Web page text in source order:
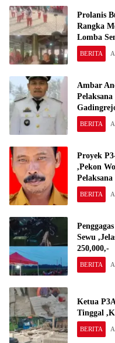
Prolanis
Rangka
Lomba
BERITA
Ambar
BERITA
Proyek
,Pekon
BERITA
Sewu
250,000,-
BERITA
Ketua
Tinggal
BERITA